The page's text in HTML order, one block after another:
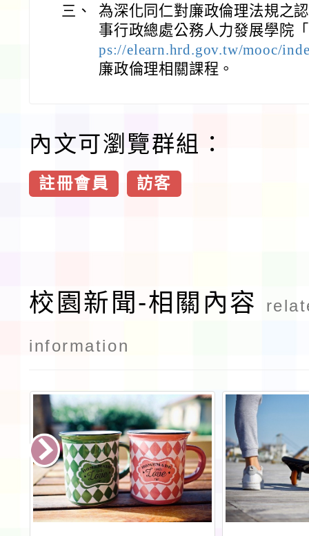
三、
為深化同仁對廉政倫理法規之
事行政總處公務人力發展學院
ps://elearn.hrd.gov.tw/mooc/
廉政倫理相關課程。
內文可瀏覽群組：
註冊會員 訪客
校園新聞-相關內容
information